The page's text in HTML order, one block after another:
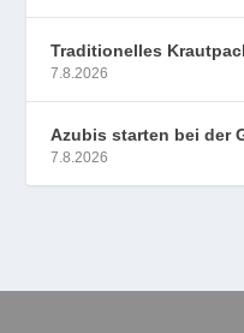
Traditionelles
7.8.2026
Azubis starten bei der
7.8.2026